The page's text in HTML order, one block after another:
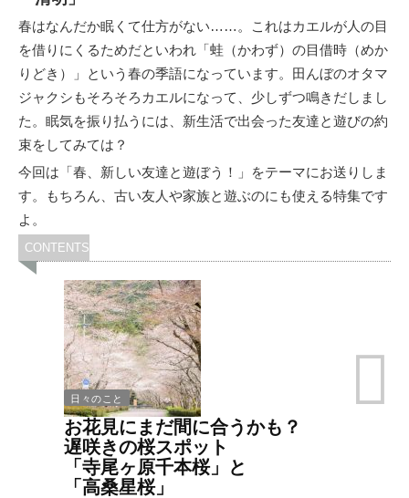
春はなんだか眠くて仕方がない……。これはカエルが人の目
を借りにくるためだといわれ「蛙（かわず）の目借時（めか
りどき）」という春の季語になっています。田んぼのオタマ
ジャクシもそろそろカエルになって、少しずつ鳴きだしまし
た。眠気を振り払うには、新生活で出会った友達と遊びの約
束をしてみては？
今回は「春、新しい友達と遊ぼう！」をテーマにお送りしま
す。もちろん、古い友人や家族と遊ぶのにも使える特集です
よ。
CONTENTS
日々のこと
お花見にまだ間に合うかも？
遅咲きの桜スポット
「寺尾ヶ原千本桜」と
「高桑星桜」